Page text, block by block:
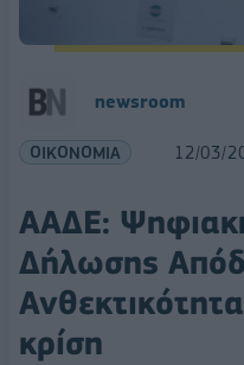
newsroom
ΟΙΚΟΝΟΜΙΑ 12/03/
ΑΑΔΕ:
Δήλωσης
κρίση